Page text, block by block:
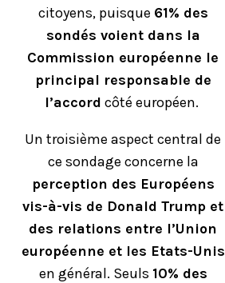
citoyens, puisque 61% des
sondés voient dans la
Commission européenne le
principal responsable de
l’accord côté européen.
Un troisième aspect central de
ce sondage concerne la
perception des Européens
vis-à-vis de Donald Trump et
des relations entre l’Union
européenne et les Etats-Unis
en général. Seuls 10% des